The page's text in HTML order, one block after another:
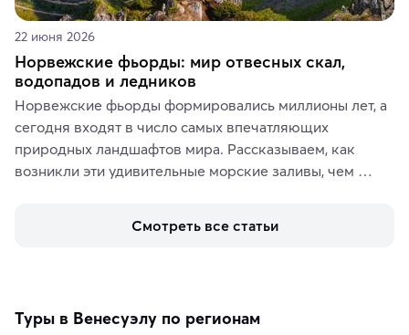
22 июня 2026
Норвежские фьорды: мир отвесных скал,
водопадов и ледников
Норвежские фьорды формировались миллионы лет, а
сегодня входят в число самых впечатляющих
природных ландшафтов мира. Рассказываем, как
возникли эти удивительные морские заливы, чем
включить в маршрут по Норвегии.
Смотреть все статьи
Туры в Венесуэлу по регионам